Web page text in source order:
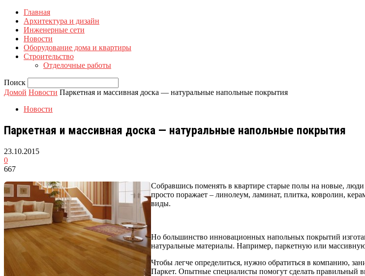
Главная
Архитектура и дизайн
Инженерные сети
Новости
Оборудование дома и квартиры
Строительство
Отделочные работы
Поиск
Домой Новости Паркетная и массивная доска — натуральные напольные покрытия
Новости
Паркетная и массивная доска — натуральные напольные покрытия
23.10.2015
0
667
Собравшись поменять в квартире старые полы на новые,
просто поражает – линолеум, ламинат, плитка, ковролин,
виды.
Но большинство инновационных напольных покрытий
натуральные материалы. Например, паркетную или
Чтобы легче определиться, нужно обратиться в компанию,
Паркет. Опытные специалисты помогут сделать правильный